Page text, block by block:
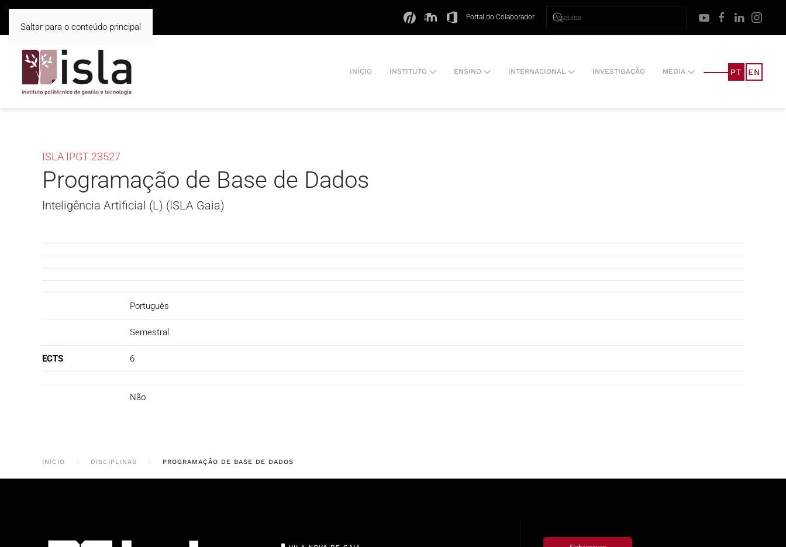
Saltar para o conteúdo principal
Portal do Colaborador
INÍCIO INSTITUTO ENSINO INTERNACIONAL INVESTIGAÇÃO MEDIA PT EN
ISLA IPGT 23527
Programação de Base de Dados
Inteligência Artificial (L) (ISLA Gaia)
Português
Semestral
ECTS 6
Não
INÍCIO DISCIPLINAS PROGRAMAÇÃO DE BASE DE DADOS